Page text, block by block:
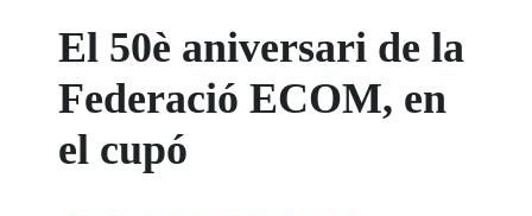
El 50è aniversari de la
Federació ECOM, en
el cupó